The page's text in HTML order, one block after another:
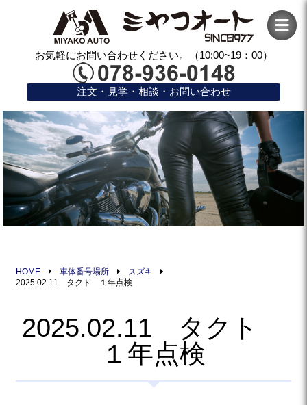
お気軽にお問い合わせください。（10:00~19：00）
注文・見学・相談・お問い合わせ
HOME 車体番号場所
スズキ
2025.02.11 タクト １年点検
2025.02.11 タクト
１年点検